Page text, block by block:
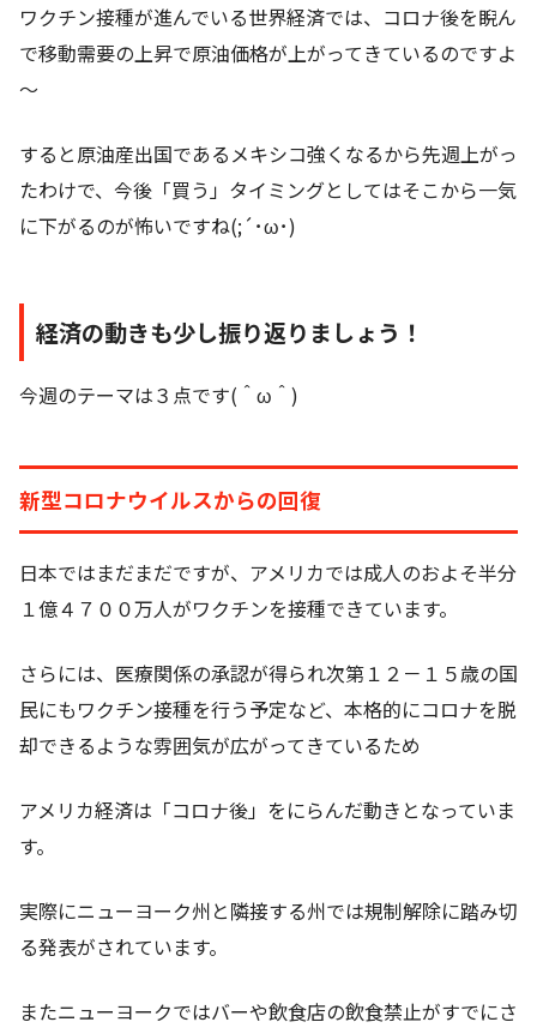
ワクチン接種が進んでいる世界経済では、コロナ後を睨ん
で移動需要の上昇で原油価格が上がってきているのですよ
～
すると原油産出国であるメキシコ強くなるから先週上がっ
たわけで、今後「買う」タイミングとしてはそこから一気
に下がるのが怖いですね(;´･ω･)
経済の動きも少し振り返りましょう！
今週のテーマは３点です(＾ω＾)
新型コロナウイルスからの回復
日本ではまだまだですが、アメリカでは成人のおよそ半分
１億４７００万人がワクチンを接種できています。
さらには、医療関係の承認が得られ次第１２－１５歳の国
民にもワクチン接種を行う予定など、本格的にコロナを脱
却できるような雰囲気が広がってきているため
アメリカ経済は「コロナ後」をにらんだ動きとなっていま
す。
実際にニューヨーク州と隣接する州では規制解除に踏み切
る発表がされています。
またニューヨークではバーや飲食店の飲食禁止がすでにさ